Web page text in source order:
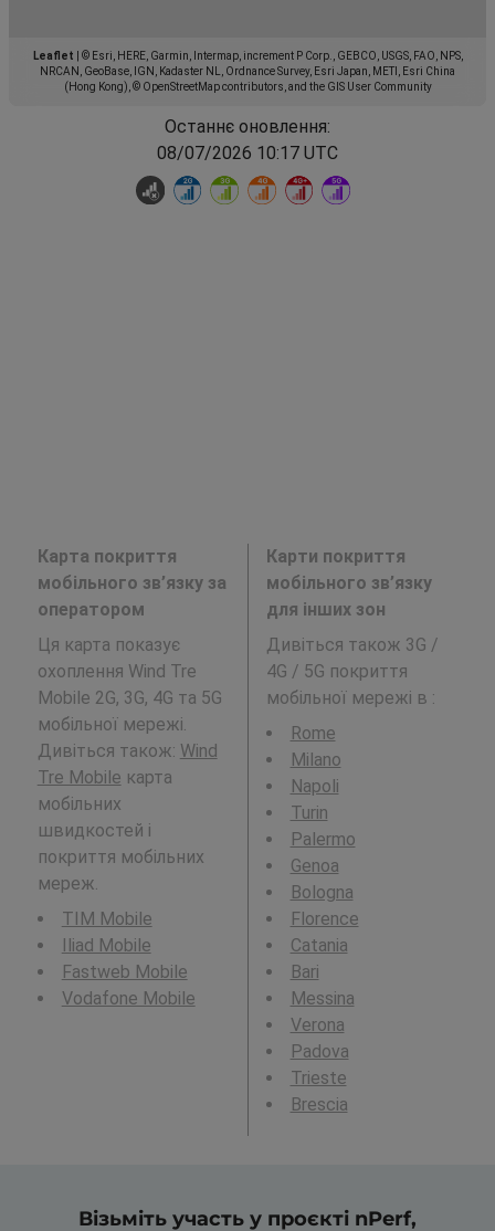
Leaflet
© Esri, HERE, Garmin, Intermap, increment P Corp., GEBCO, USGS, FAO, NPS,
NRCAN, GeoBase, IGN, Kadaster NL, Ordnance Survey, Esri Japan, METI, Esri China
(Hong Kong), © OpenStreetMap contributors, and the GIS User Community
Останнє оновлення:
08/07/2026 10:17 UTC
Карта покриття
мобільного зв’язку за
оператором
Ця карта показує
охоплення Wind Tre
Mobile 2G, 3G, 4G та 5G
мобільної мережі.
Дивіться також: Wind
Tre Mobile карта
мобільних
швидкостей і
покриття мобільних
мереж.
TIM Mobile
Iliad Mobile
Fastweb Mobile
Vodafone Mobile
Карти покриття
мобільного зв’язку
для інших зон
Дивіться також 3G /
4G / 5G покриття
мобільної мережі в :
Rome
Milano
Napoli
Turin
Palermo
Genoa
Bologna
Florence
Catania
Bari
Messina
Verona
Padova
Trieste
Brescia
Візьміть участь у проєкті nPerf,